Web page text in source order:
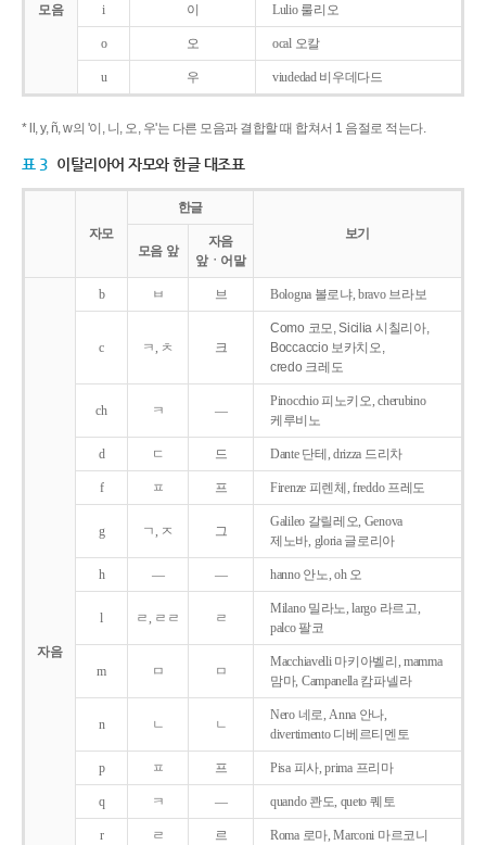
모음 i 이 Lulio 룰리오
o 오 ocal 오칼
u 우 viudedad 비우데다드
* ll, y, ñ, w의 '이, 니, 오, 우'는 다른 모음과 결합할 때 합쳐서 1 음절로 적는다.
표 3 이탈리아어 자모와 한글 대조표
자모
한글
보기
모음 앞
자음
앞ㆍ어말
자음
b ㅂ 브 Bologna 볼로냐, bravo 브라보
c ㅋ, ㅊ 크
Como 코모, Sicilia 시칠리아,
Boccaccio 보카치오,
credo 크레도
ch ㅋ ―
Pinocchio 피노키오, cherubino
케루비노
d ㄷ 드 Dante 단테, drizza 드리차
f ㅍ 프 Firenze 피렌체, freddo 프레도
g ㄱ, ㅈ 그
Galileo 갈릴레오, Genova
제노바, gloria 글로리아
h ― ― hanno 안노, oh 오
l ㄹ, ㄹㄹ ㄹ
Milano 밀라노, largo 라르고,
palco 팔코
m ㅁ ㅁ
Macchiavelli 마키아벨리, mamma
맘마, Campanella 캄파넬라
n ㄴ ㄴ
Nero 네로, Anna 안나,
divertimento 디베르티멘토
p ㅍ 프 Pisa 피사, prima 프리마
q ㅋ ― quando 콴도, queto 퀘토
r ㄹ 르 Roma 로마, Marconi 마르코니